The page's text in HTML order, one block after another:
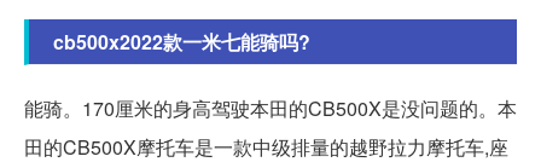
cb500x2022款一米七能骑吗?
能骑。170厘米的身高驾驶本田的CB500X是没问题的。本
田的CB500X摩托车是一款中级排量的越野拉力摩托车,座